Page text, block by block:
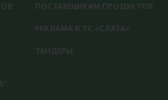
ПОСТАВЩИКАМ ПРОДУКТОВ
РЕКЛАМА В ТС «СЛАТА»
ТЕНДЕРЫ